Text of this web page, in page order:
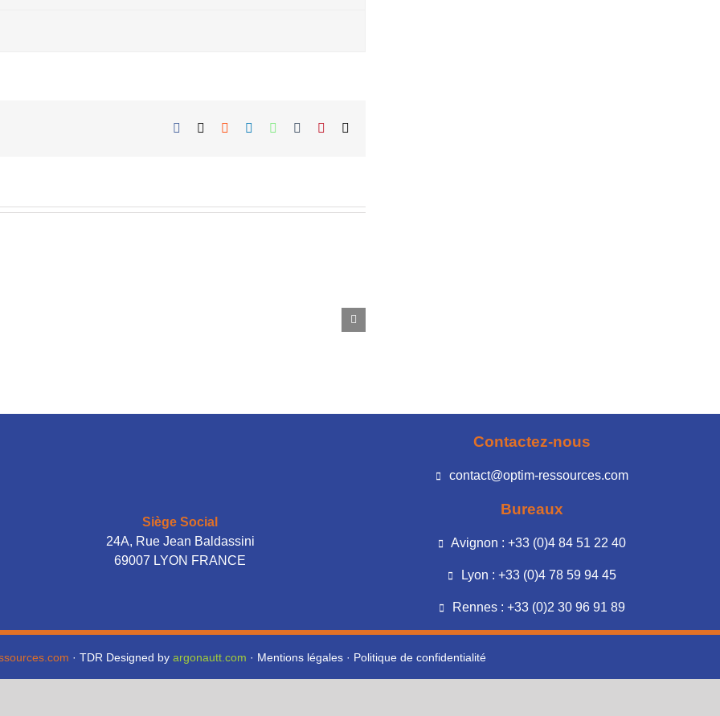
Facebook Reddit LinkedInWhatsApp
TumblrPinterest
Siège Social
24A, Rue Jean Baldassini
69007 LYON FRANCE
Contactez-nous
contact@optim-ressources.com
Bureaux
Avignon : +33 (0)4 84 51 22 40
Lyon : +33 (0)4 78 59 94 45
Rennes : +33 (0)2 30 96 91 89
· TDR Designed by argonautt.com · Mentions légales· Politique de confidentialité